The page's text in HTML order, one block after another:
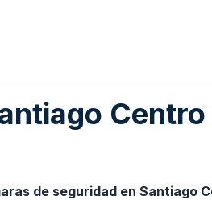
de seguridad en Santiago